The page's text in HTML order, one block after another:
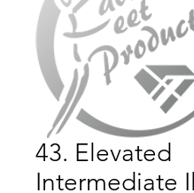
43. Elevated
Intermediate Il